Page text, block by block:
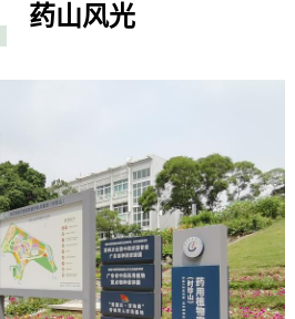
药山风光